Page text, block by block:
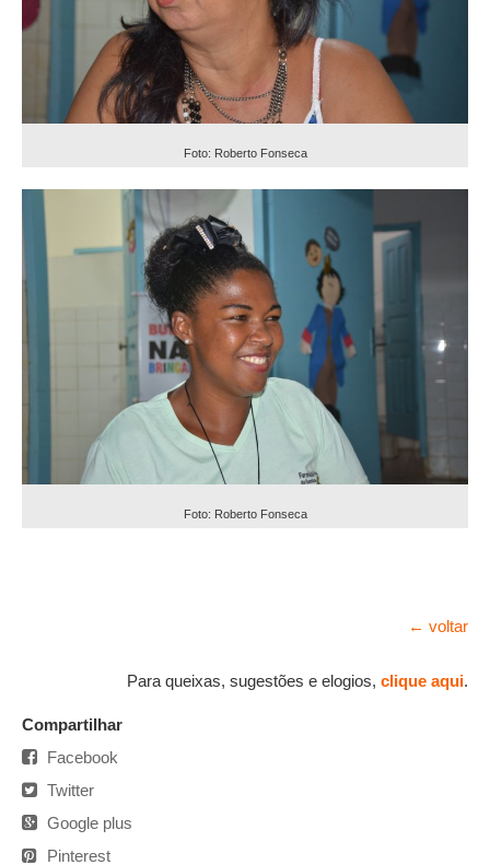
Foto: Roberto Fonseca
Foto: Roberto Fonseca
← voltar
Para queixas, sugestões e elogios, clique aqui.
Compartilhar
Facebook
Twitter
Google plus
Pinterest